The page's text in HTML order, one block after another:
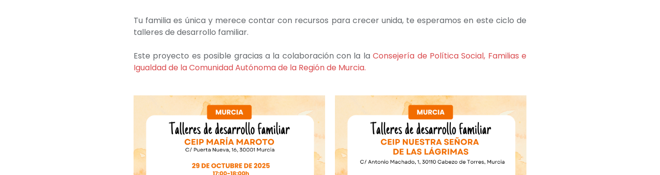
Tu familia es única y merece contar con recursos para crecer unida, te esperamos en este ciclo de
talleres de desarrollo familiar.
Este proyecto es posible gracias a la colaboración con la laConsejería de Política Social, Familias e
Igualdad de la Comunidad Autónoma de la Región de Murcia.